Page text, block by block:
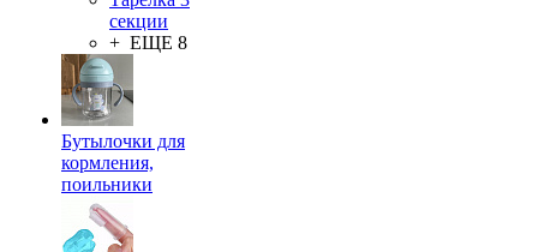
секции
+ ЕЩЕ 8
Бутылочки для
кормления,
поильники